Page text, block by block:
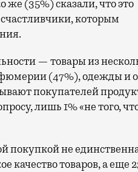
же (35%) сказали, что это
которым
— товары из
(47%), одежды и
покупателей
лишь 1% «не того,
покупкой не
качество товаров, а еще